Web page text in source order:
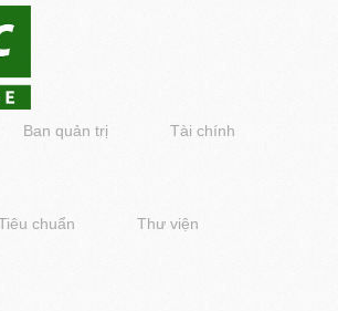
Ban quản trị Tài chính
chuẩn Thư viện